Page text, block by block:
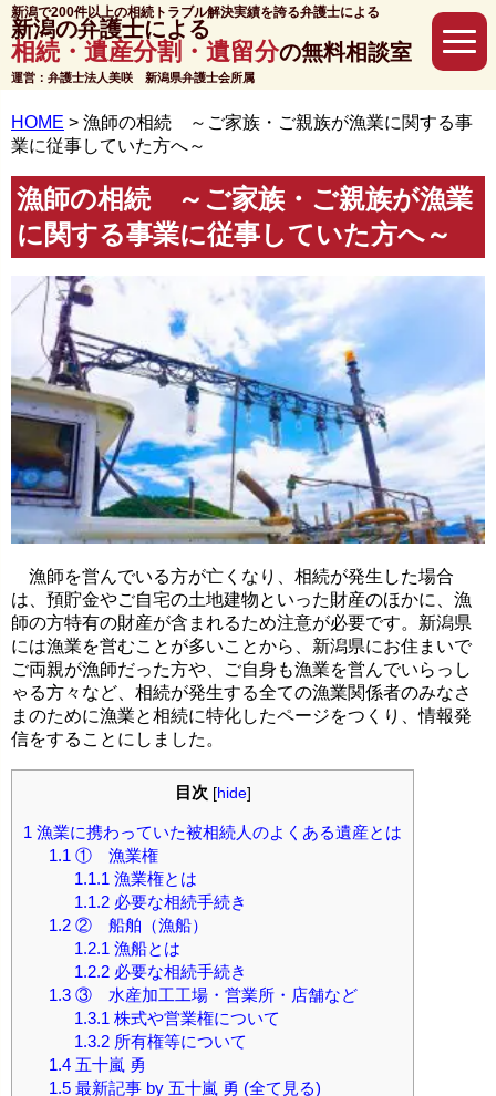
新潟で200件以上の相続トラブル解決実績を誇る弁護士による
新潟の弁護士による
相続・遺産分割・遺留分の無料相談室
運営：弁護士法人美咲 新潟県弁護士会所属
HOME > 漁師の相続 ～ご家族・ご親族が漁業に関する事
業に従事していた方へ～
漁師の相続 ～ご家族・ご親族が漁業
に関する事業に従事していた方へ～
漁師を営んでいる方が亡くなり、相続が発生した場合
は、預貯金やご自宅の土地建物といった財産のほかに、漁
師の方特有の財産が含まれるため注意が必要です。新潟県
には漁業を営むことが多いことから、新潟県にお住まいで
ご両親が漁師だった方や、ご自身も漁業を営んでいらっし
ゃる方々など、相続が発生する全ての漁業関係者のみなさ
まのために漁業と相続に特化したページをつくり、情報発
信をすることにしました。
目次 [hide]
1 漁業に携わっていた被相続人のよくある遺産とは
1.1 ① 漁業権
1.1.1 漁業権とは
1.1.2必要な相続手続き
1.2② 船舶（漁船）
1.2.1 漁船とは
1.2.2必要な相続手続き
1.3③ 水産加工工場・営業所・店舗など
1.3.1 株式や営業権について
1.3.2所有権等について
1.4五十嵐 勇
1.5最新記事 by 五十嵐 勇 (全て見る)